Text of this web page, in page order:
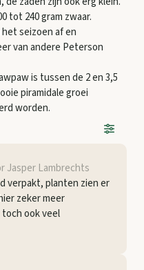
tot 240 gram zwaar.
seizoen af en
van andere Peterson
is tussen de 2 en 3,5
piramidale groei
worden.
Jasper Lambrechts
verpakt, planten zien er
zeker meer
ook veel